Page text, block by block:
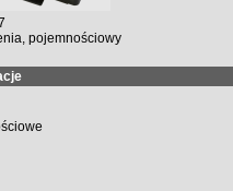
pojemnościowy